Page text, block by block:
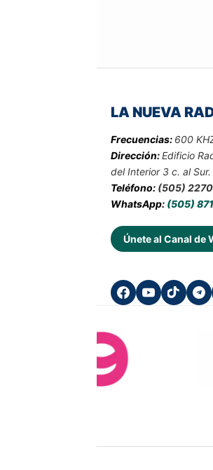
LA NUEVA
Frecuencias: 600
Dirección:Edificio
del Interior 3 c. al
Teléfono: (505)
WhatsApp: (505)
Únete al Canal de